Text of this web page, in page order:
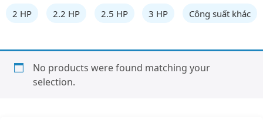
2 HP 2.2 HP 2.5 HP 3 HP Công suất khác
No products were found matching your
selection.